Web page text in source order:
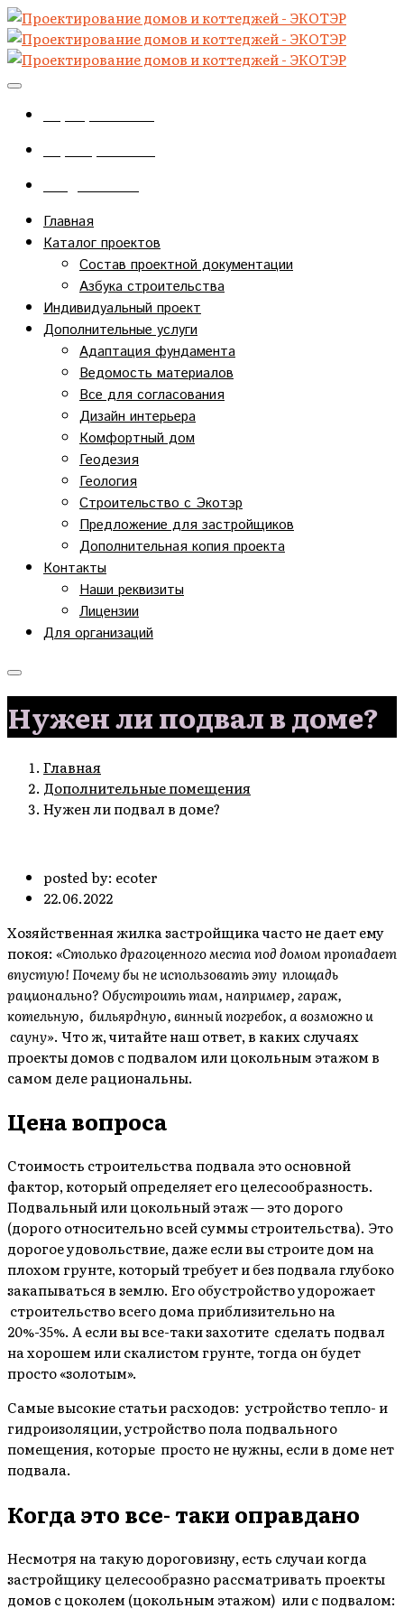
Главная
Каталог проектов
Состав проектной документации
Азбука строительства
Индивидуальный проект
Дополнительные услуги
Адаптация фундамента
Ведомость материалов
Все для согласования
Дизайн интерьера
Комфортный дом
Геодезия
Геология
Строительство с Экотэр
Предложение для застройщиков
Дополнительная копия проекта
Контакты
Наши реквизиты
Лицензии
Для организаций
Нужен ли подвал в доме?
Главная
Дополнительные помещения
Нужен ли подвал в доме?
posted by: ecoter
22.06.2022
Хозяйственная жилка застройщика часто не дает ему
покоя: «Столько драгоценного места под домом пропадает
впустую! Почему бы не использовать эту площадь
рационально? Обустроить там, например, гараж,
котельную, бильярдную, винный погребок, а возможно и
сауну». Что ж, читайте наш ответ, в каких случаях
проекты домов с подвалом или цокольным этажом в
самом деле рациональны.
Цена вопроса
Стоимость строительства подвала это основной
фактор, который определяет его целесообразность.
Подвальный или цокольный этаж — это дорого
(дорого относительно всей суммы строительства). Это
дорогое удовольствие, даже если вы строите дом на
плохом грунте, который требует и без подвала глубоко
закапываться в землю. Его обустройство удорожает
строительство всего дома приблизительно на
20%-35%. А если вы все-таки захотите сделать подвал
на хорошем или скалистом грунте, тогда он будет
просто «золотым».
Самые высокие статьи расходов: устройство тепло- и
гидроизоляции, устройство пола подвального
помещения, которые просто не нужны, если в доме нет
подвала.
Когда это все- таки оправдано
Несмотря на такую дороговизну, есть случаи когда
застройщику целесообразно рассматривать проекты
домов с цоколем (цокольным этажом) или с подвалом: